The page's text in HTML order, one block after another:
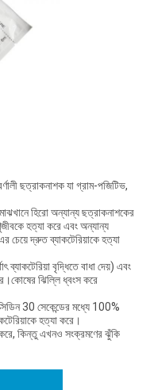
ছত্রাকনাশক যা গ্রাম-পজিটিভ,
হিরো অন্যান্য ছত্রাকনাশকের
হত্যা করে এবং অন্যান্য
চেয়ে দ্রুত ব্যাকটেরিয়াকে হত্যা
বৃদ্ধিতে বাধা দেয়) এবং
ঝিল্লি ধ্বংস করে
30 সেকেন্ডের মধ্যে 100%
হত্যা করে।
করে, কিন্তু এখনও সংক্রমণের ঝুঁকি